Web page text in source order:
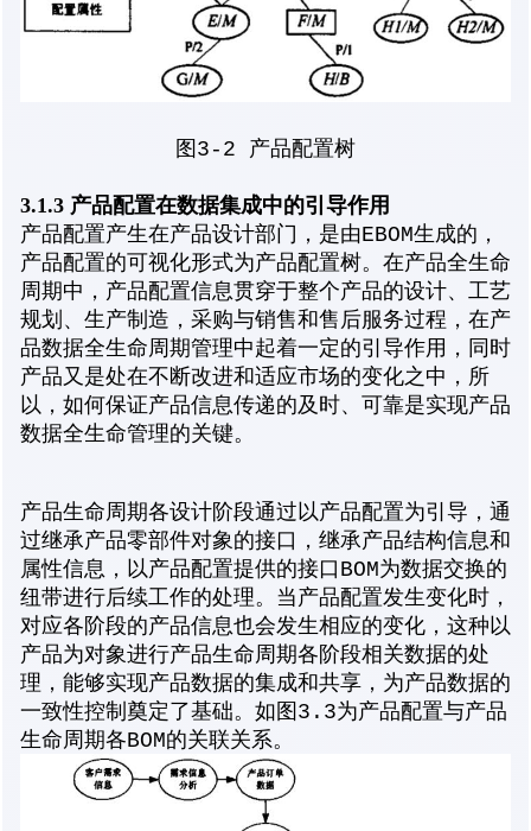
图3-2 产品配置树
3.1.3 产品配置在数据集成中的引导作用
产品配置产生在产品设计部门，是由EBOM生成的，
产品配置的可视化形式为产品配置树。在产品全生命
周期中，产品配置信息贯穿于整个产品的设计、工艺
规划、生产制造，采购与销售和售后服务过程，在产
品数据全生命周期管理中起着一定的引导作用，同时
产品又是处在不断改进和适应市场的变化之中，所
以，如何保证产品信息传递的及时、可靠是实现产品
数据全生命管理的关键。
产品生命周期各设计阶段通过以产品配置为引导，通
过继承产品零部件对象的接口，继承产品结构信息和
属性信息，以产品配置提供的接口BOM为数据交换的
纽带进行后续工作的处理。当产品配置发生变化时，
对应各阶段的产品信息也会发生相应的变化，这种以
产品为对象进行产品生命周期各阶段相关数据的处
理，能够实现产品数据的集成和共享，为产品数据的
一致性控制奠定了基础。如图3.3为产品配置与产品
生命周期各BOM的关联关系。